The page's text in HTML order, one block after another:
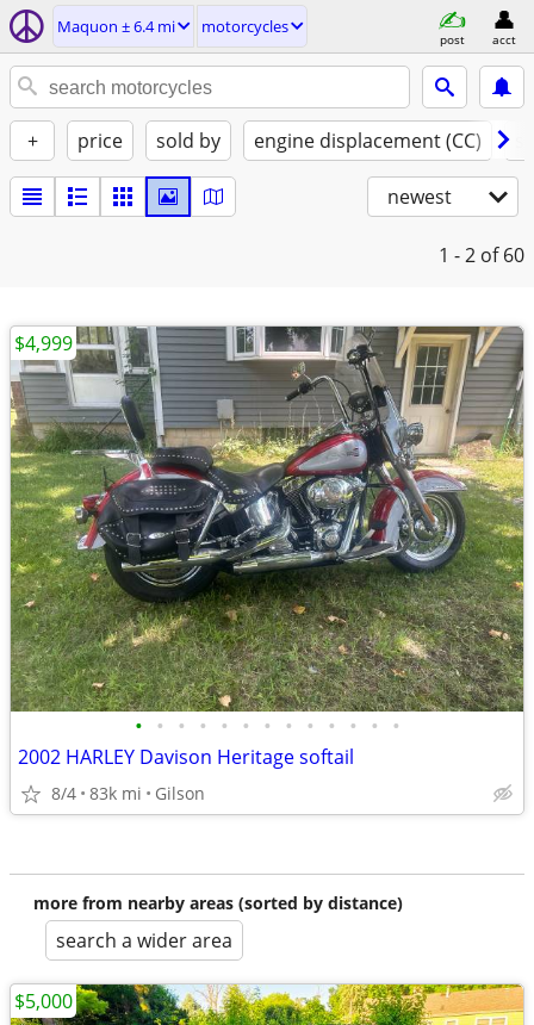
Maquon ± 6.4 mi motorcycles
post acct
+ price sold by engine displacement (CC)
newest
1 - 2 of 60
• • • • • • • • • • • • •
2002 HARLEY Davison Heritage softail
8/4 83k mi Gilson
$4,999
more from nearby areas (sorted by distance)
search a wider area
$5,000